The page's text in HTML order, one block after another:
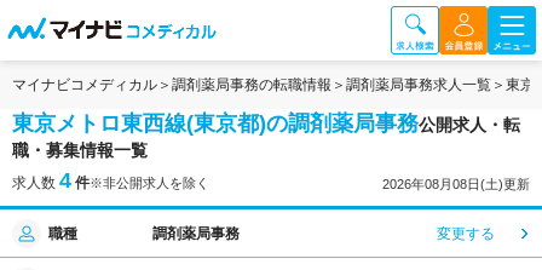
マイナビコメディカル 調剤薬局事務の転職情報 調剤薬局事務求人一覧 東京
東京メトロ東西線(東京都)の調剤薬局事務公開求人・転
職・募集情報一覧
求人数 4 件※非公開求人を除く 2026年08月08日(土)更新
職種 調剤薬局事務 変更する